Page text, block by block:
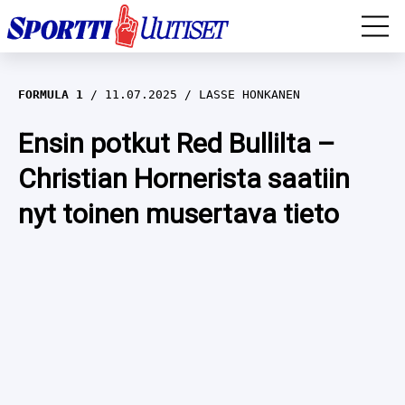
EM-YLEISURHEILU
JÄÄKIEKKO
YLEISURHEILU
WILMA HELTELÄ
TALVILAJIT
FORMULA 1 11.07.2025 LASSE HONKANEN
Ensin potkut Red Bullilta –
Christian Hornerista saatiin
nyt toinen musertava tieto